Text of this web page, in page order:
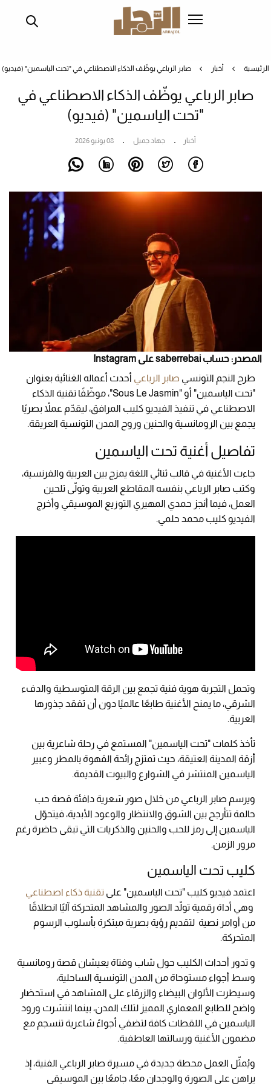
الرئيسية أخبار صابر الرباعي يوظّف الذكاء الاصطناعي في "تحت الياسمين" (فيديو)
صابر الرباعي يوظّف الذكاء الاصطناعي في
"تحت الياسمين" (فيديو)
أخبار جهاد جميل 08 يونيو 2026
المصدر: حساب saberrebai على Instagram
طرح النجم التونسي صابر الرباعي أحدث أعماله الغنائية بعنوان
"تحت الياسمين" أو "Sous Le Jasmin"، موظّفًا تقنية الذكاء
الاصطناعي في تنفيذ الفيديو كليب المرافق، ليقدّم عملاً بصريًا
يجمع بين الرومانسية والحنين وروح المدن التونسية العريقة.
تفاصيل أغنية تحت الياسمين
جاءت الأغنية في قالب ثنائي اللغة يمزج بين العربية والفرنسية،
وكتب صابر الرباعي بنفسه المقاطع العربية وتولّى تلحين
العمل، فيما أنجز حمدي المهيري التوزيع الموسيقي وأخرج
الفيديو كليب محمد حلمي.
وتحمل التجربة هوية فنية تجمع بين الرقة المتوسطية والدفء
الشرقي، ما يمنح الأغنية طابعًا عالميًا دون أن تفقد جذورها
العربية.
تأخذ كلمات "تحت الياسمين" المستمع في رحلة شاعرية بين
أزقة المدينة العتيقة، حيث تمتزج رائحة القهوة بالمطر وعبير
الياسمين المنتشر في الشوارع والبيوت القديمة.
ويرسم صابر الرباعي من خلال صور شعرية دافئة قصة حب
حالمة تتأرجح بين الشوق والانتظار والوعود الأبدية، فيتحوّل
الياسمين إلى رمز للحب والحنين والذكريات التي تبقى حاضرة رغم
مرور الزمن.
كليب تحت الياسمين
اعتمد فيديو كليب "تحت الياسمين" على تقنية ذكاء اصطناعي
وهي أداة رقمية تولّد الصور والمشاهد المتحركة آليًا انطلاقًا
من أوامر نصية لتقديم رؤية بصرية مبتكرة بأسلوب الرسوم
المتحركة.
و تدور أحداث الكليب حول شاب وفتاة يعيشان قصة رومانسية
وسط أجواء مستوحاة من المدن التونسية الساحلية،
وسيطرت الألوان البيضاء والزرقاء على المشاهد في استحضار
واضح للطابع المعماري المميز لتلك المدن، بينما انتشرت ورود
الياسمين في اللقطات كافة لتضفي أجواءً شاعرية تنسجم مع
مضمون الأغنية ورسالتها العاطفية.
ويُمثّل العمل محطة جديدة في مسيرة صابر الرباعي الفنية، إذ
يراهن على الصورة والوجدان معًا، جامعًا بين الموسيقى